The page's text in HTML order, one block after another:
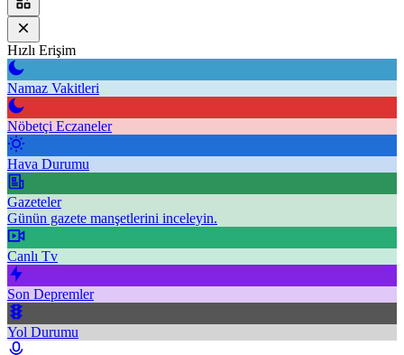
Hızlı Erişim
Namaz Vakitleri
Nöbetçi Eczaneler
Hava Durumu
Gazeteler
Günün gazete manşetlerini inceleyin.
Canlı Tv
Son Depremler
Yol Durumu